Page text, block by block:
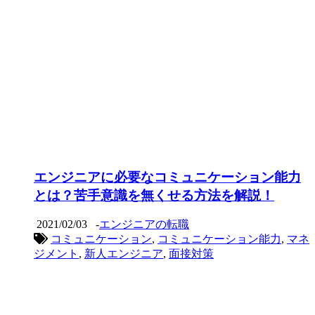
エンジニアに必要なコミュニケーション能力
とは？苦手意識を無くせる方法を解説！
2021/02/03 -エンジニアの転職
コミュニケーション, コミュニケーション能力, マネ
ジメント , 新人エンジニア, 面接対策